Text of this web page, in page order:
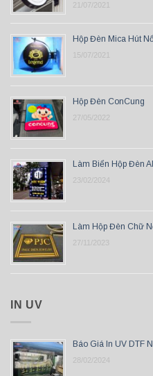
21/07/2021
Hộp Đèn Mica Hút
15/07/2021
Hộp Đèn ConCung
27/05/2022
Làm Biển Hộp Đèn
23/02/2024
Làm Hộp Đèn Chữ
27/11/2023
IN UV
Báo Giá In UV DTF
28/02/2024